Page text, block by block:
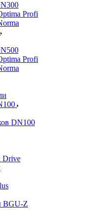
Profi
Profi
DN100
Drive
BGU-Z